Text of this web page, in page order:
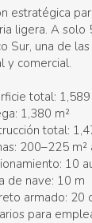
estratégica
ligera. A
Sur, una de
y comercial.
total: 1,589
1,380 m²
total:
200–225 m²
10
de nave: 10 m
armado: 20
para